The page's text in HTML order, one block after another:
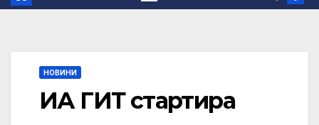
НОВИНИ
ИА ГИТ стартира